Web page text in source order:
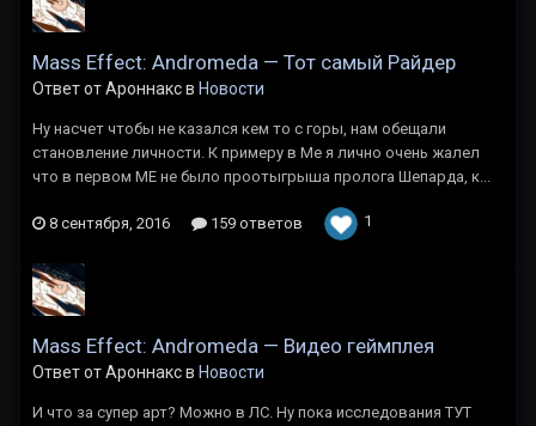
Mass Effect: Andromeda — Тот самый Райдер
Ответ от Ароннакс в Новости
Ну насчет чтобы не казался кем то с горы, нам обещали
становление личности. К примеру в Ме я лично очень жалел
что в первом МЕ не было проотыгрыша пролога Шепарда, к...
8 сентября, 2016 159 ответов 1
Mass Effect: Andromeda — Видео геймплея
Ответ от Ароннакс в Новости
И что за супер арт? Можно в ЛС. Ну пока исследования ТУТ